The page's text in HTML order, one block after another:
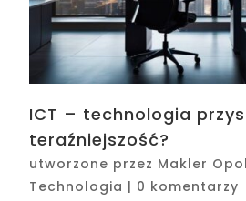
ICT – technologia
teraźniejszość?
utworzone przez Makler
Technologia | 0 komentarzy